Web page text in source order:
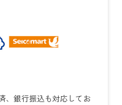
、銀行振込も対応してお